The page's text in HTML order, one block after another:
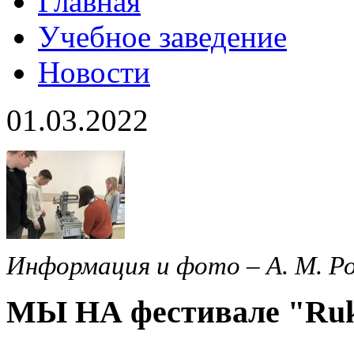
Учебное заведение
Новости
01.03.2022
Информация и фото – А. М.
МЫ НА фестивале